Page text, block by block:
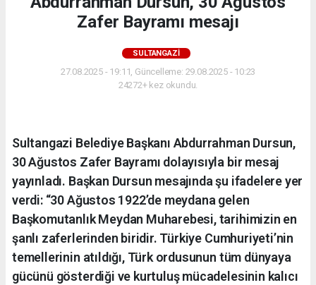
Zafer Bayramı mesajı
SULTANGAZI
27.08.2025 - 19:11, Güncelleme: 29.08.2025 - 10:23
24272+ kez okundu.
Sultangazi Belediye Başkanı Abdurrahman Dursun,
30 Ağustos Zafer Bayramı dolayısıyla bir mesaj
yayınladı. Başkan Dursun mesajında şu ifadelere yer
verdi: “30 Ağustos 1922’de meydana gelen
Başkomutanlık Meydan Muharebesi, tarihimizin en
şanlı zaferlerinden biridir. Türkiye Cumhuriyeti’nin
temellerinin atıldığı, Türk ordusunun tüm dünyaya
gücünü gösterdiği ve kurtuluş mücadelesinin kalıcı